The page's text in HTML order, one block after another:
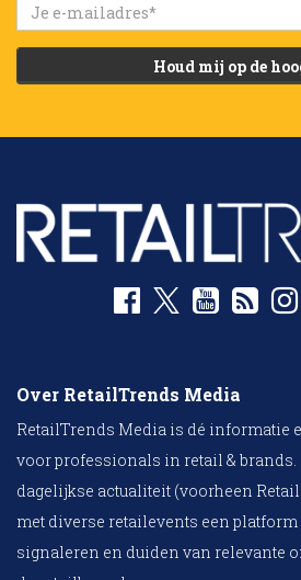
Houd mij op de
Over RetailTrends Media
RetailTrends Media is dé informatie
voor professionals in retail &
dagelijkse actualiteit (voorheen
met diverse retailevents een platform
signaleren en duiden van relevante